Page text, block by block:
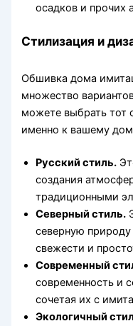
осадков и прочих
Стилизация и
Обшивка дома
множество
можете выбрать тот
именно к вашему
Русский стиль.
создания
традиционными
Северный стиль.
северную
свежести и
Современный
современность и
сочетая их с
Экологичный